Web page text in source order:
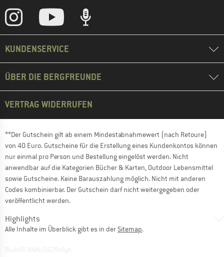
KUNDENSERVICE
ÜBER DIE BERGFREUNDE
VERTRAG WIDERRUFEN
**Der Gutschein gilt ab einem Mindestabnahmewert (nach Retoure)
von 40 Euro. Gutscheine für die Erstellung eines Kundenkontos können
nur einmal pro Person und Bestellung eingelöst werden. Nicht
anwendbar auf die Kategorien Bücher & Karten, Outdoor Lebensmittel
sowie Gutscheine. Keine Barauszahlung möglich. Nicht mit anderen
Codes kombinierbar. Der Gutschein darf nicht weitergegeben oder
veröffentlicht werden.
Highlights
Alle Inhalte im Überblick gibt es in der Sitemap.